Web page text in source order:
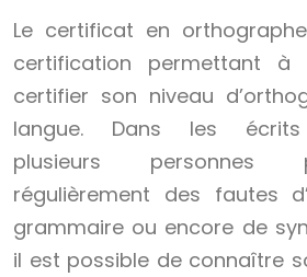
Le certificat en
certification permettant
certifier son niveau
langue. Dans les écrits
plusieurs personnes
régulièrement des fautes
grammaire ou encore de
il est possible de connaître